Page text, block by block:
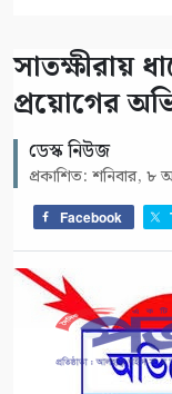
সাতক্ষীরায়
প্রয়োগের
ডেস্ক নিউজ
প্রকাশিত: শনিবার, ৮
Facebook